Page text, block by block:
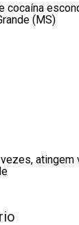
cocaína
(MS)
atingem